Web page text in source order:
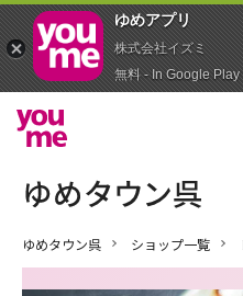
ゆめタウン呉 ショップ一覧
ゆめアプ‪リ‬
株式会社イズミ
無料 - In Google Play